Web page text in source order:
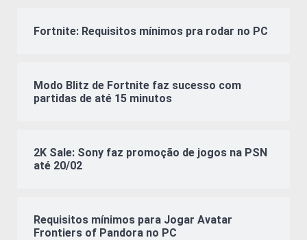
Fortnite: Requisitos mínimos pra rodar no PC
Modo Blitz de Fortnite faz sucesso com
partidas de até 15 minutos
2K Sale: Sony faz promoção de jogos na PSN
até 20/02
Requisitos mínimos para Jogar Avatar
Frontiers of Pandora no PC